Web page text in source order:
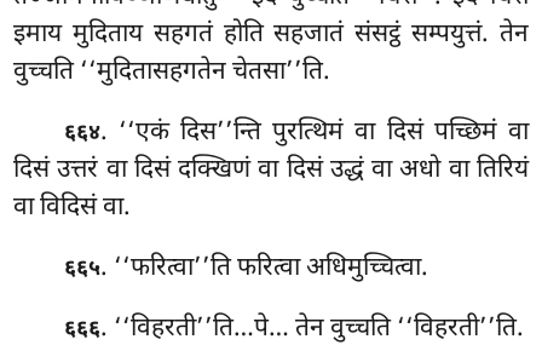
इमाय मुदिताय सहगतं होति सहजातं संसट्ठं सम्पयुत्तं. तेन
वुच्चति ‘‘मुदितासहगतेन चेतसा’’ति.
६६४. ‘‘एकं दिस’’न्ति पुरत्थिमं वा दिसं पच्छिमं वा
दिसं उत्तरं वा दिसं दक्खिणं वा दिसं उद्धं वा अधो वा तिरियं
वा विदिसं वा.
६६५. ‘‘फरित्वा’’ति फरित्वा अधिमुच्चित्वा.
६६६. ‘‘विहरती’’ति…पे… तेन वुच्चति ‘‘विहरती’’ति.